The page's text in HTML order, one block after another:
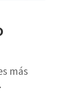
más